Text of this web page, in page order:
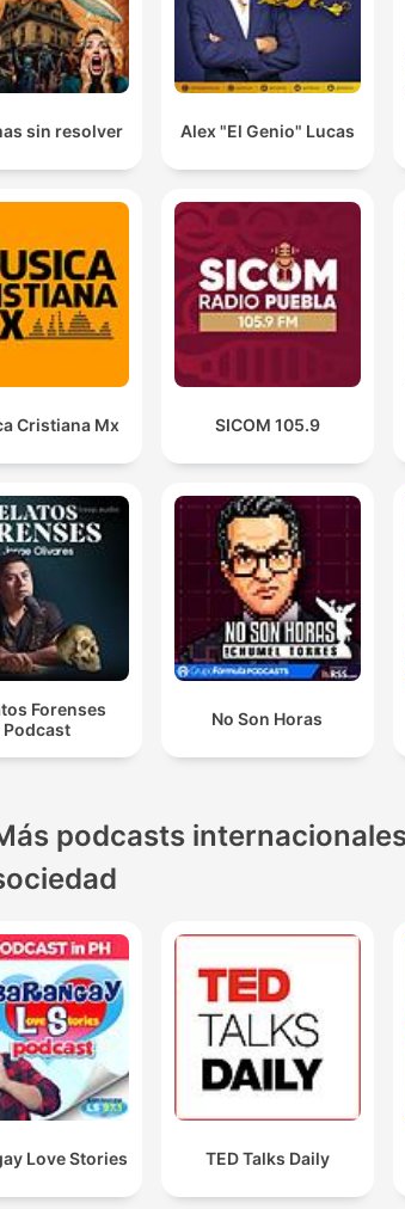
sin resolver Alex "El Genio" Lucas
Cristiana Mx SICOM 105.9
Forenses
Podcast
No Son Horas
podcasts
Love Stories TED Talks Daily